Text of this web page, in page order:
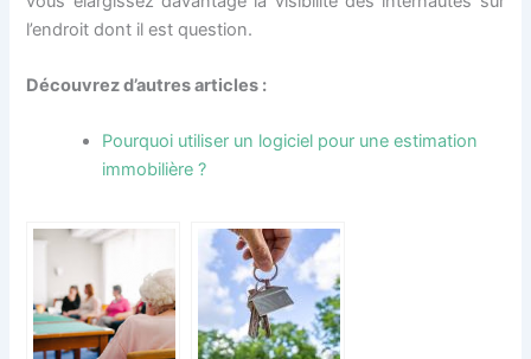
l’endroit dont il est question.
Découvrez d’autres articles :
Pourquoi utiliser un logiciel pour une estimation
immobilière ?